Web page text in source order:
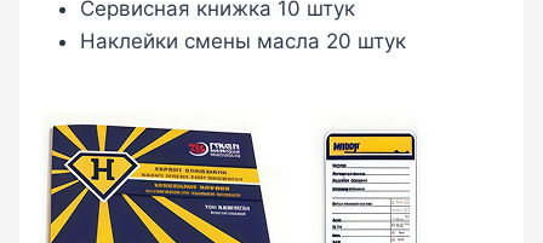
Сервисная книжка 10 штук
Наклейки смены масла 20 штук